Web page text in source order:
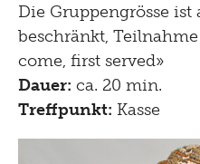
Die Gruppengrösse ist
beschränkt,
come, first served»
Dauer: ca. 20 min.
Treffpunkt: Kasse